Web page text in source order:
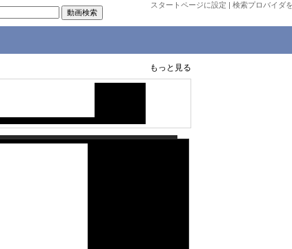
スタートページに設定 | 検索プロバイダ
もっと見る